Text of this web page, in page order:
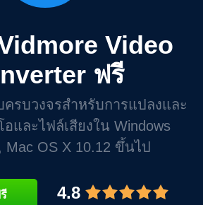
Video
ฟรี
รบวงจรสำหรับการแปลงและ
และไฟล์เสียงใน Windows
Mac OS X 10.12 ขึ้นไป
4.8